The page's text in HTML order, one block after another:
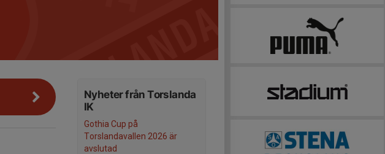
Nyheter från Torslanda
IK
Gothia Cup på
Torslandavallen 2026 är
avslutad